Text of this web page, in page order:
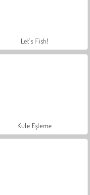
Let's Fish!
Kule Eşleme